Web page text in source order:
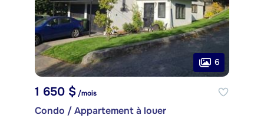
6
1 650 $/mois
Condo / Appartement à louer